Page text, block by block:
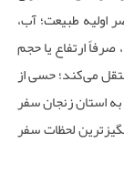
اولیه طبیعت؛ آب،
صرفاً ارتفاع یا حجم
می‌کند؛ حسی از
استان زنجان سفر
لحظات سفر